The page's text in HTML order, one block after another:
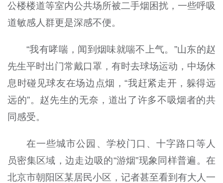
公楼楼道等室内公共场所被二手烟困扰，一些呼吸
道敏感人群更是深感不便。
“我有哮喘，闻到烟味就喘不上气。”山东的赵
先生平时出门常戴口罩，有时去球场运动，中场休
息时碰见球友在场边点烟，“我赶紧走开，躲得远
远的”。赵先生的无奈，道出了许多不吸烟者的共
同感受。
在一些城市公园、学校门口、十字路口等人
员密集区域，边走边吸的“游烟”现象同样普遍。在
北京市朝阳区某居民小区，记者甚至看到有大人一